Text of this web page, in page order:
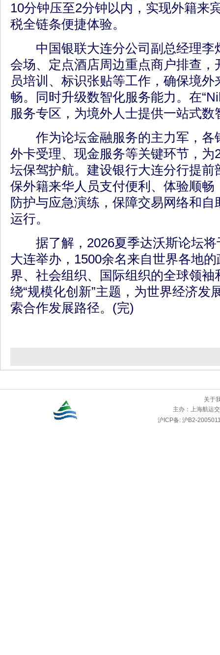
10分钟压至2分钟以内，实现外籍来
税全链条便捷体验。
中国银联大连分公司副总经理李
会场、定点酒店周边重点商户排查，
员培训、标识张贴等工作，确保境
畅。同时升级数智化服务能力。在
服务专区，为境外人士提供一站式数
作为论坛金融服务的主力军，各
外卡受理、现金服务等关键环节，为
坛保驾护航。建设银行大连分行提前
保外籍来华人员支付便利、体验顺畅
防护与应急演练，保障交易网络和
运行。
据了解，2026夏季达沃斯论坛将
大连举办，1500余名来自世界各地
界、社会组织、国际组织的全球领袖
绕“规模化创新”主题，为世界经济发
索合作发展路径。(完)
关于
主办： 上海航运
沪ICP备: 沪B2-